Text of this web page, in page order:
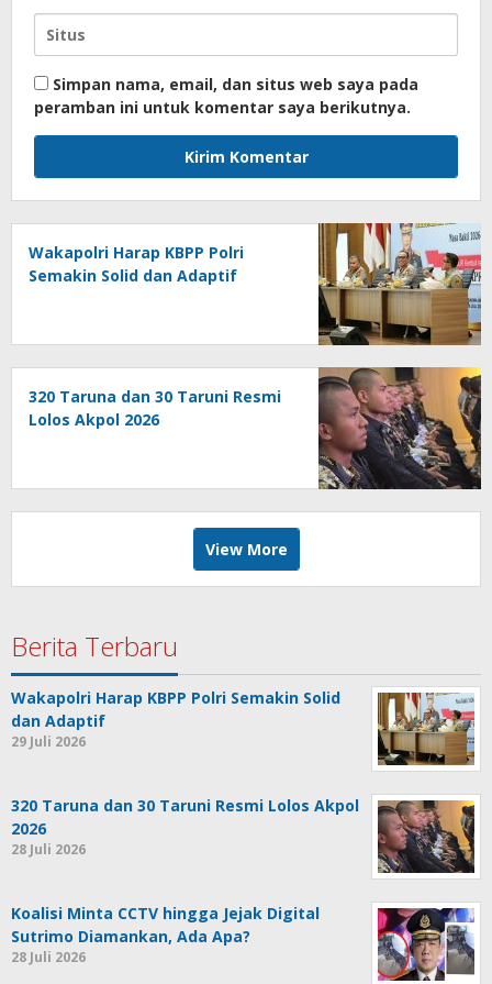
Simpan nama, email, dan situs web saya pada
peramban ini untuk komentar saya berikutnya.
Wakapolri Harap KBPP Polri
Semakin Solid dan Adaptif
320 Taruna dan 30 Taruni Resmi
Lolos Akpol 2026
View More
Berita Terbaru
Wakapolri Harap KBPP Polri Semakin Solid
dan Adaptif
29 Juli 2026
320 Taruna dan 30 Taruni Resmi Lolos Akpol
2026
28 Juli 2026
Koalisi Minta CCTV hingga Jejak Digital
Sutrimo Diamankan, Ada Apa?
28 Juli 2026